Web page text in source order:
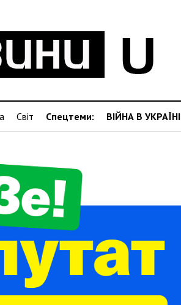
Світ Спецтеми: ВІЙНА В УКРАЇНІ